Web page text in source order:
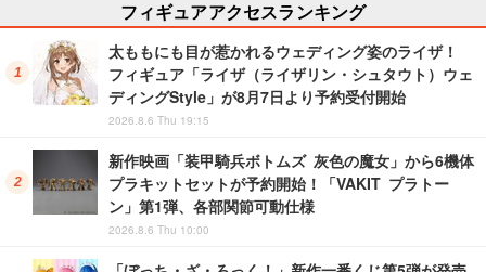
フィギュアアクセスランキング
太ももにも目が惹かれるウェディング姿のライザ！
フィギュア「ライザ（ライザリン・シュタウト）ウェ
ディングStyle」が8月7日より予約受付開始
2026.8.6 Thu 19:15
新作映画「装甲騎兵ボトムズ 灰色の魔女」から6機体
プラキットセットが予約開始！「VAKIT プラトー
ン」第1弾、各部関節可動仕様
2026.8.6 Thu 10:00